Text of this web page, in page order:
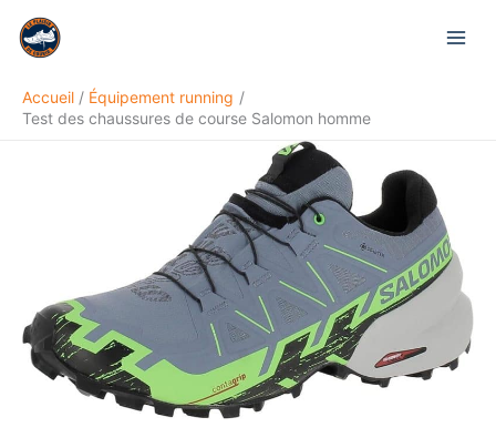
Accueil
Équipement running
Test des chaussures de course Salomon homme
Rechercher